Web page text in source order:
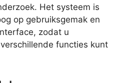
Het systeem is
op gebruiksgemak en
zodat u
functies kunt